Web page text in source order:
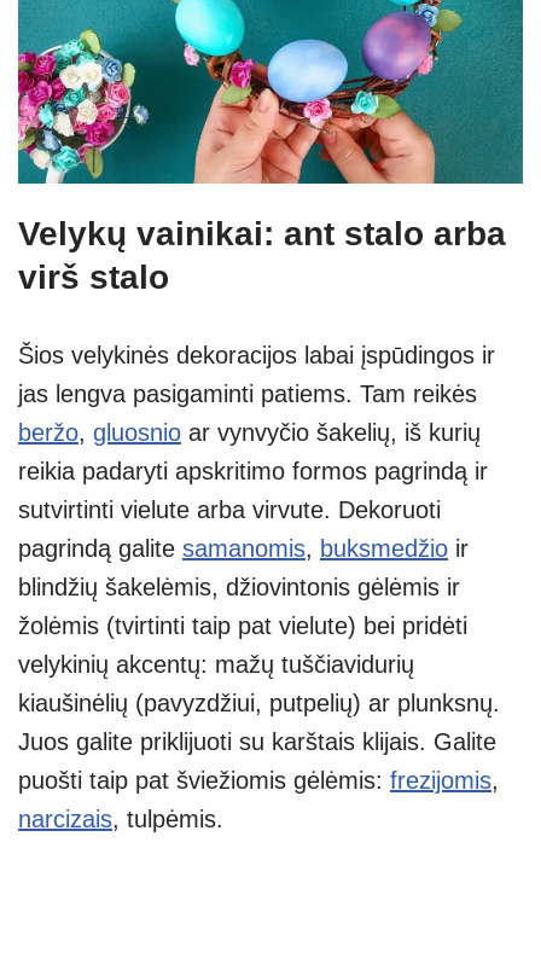
Velykų vainikai: ant stalo arba
virš stalo
Šios velykinės dekoracijos labai įspūdingos ir
jas lengva pasigaminti patiems. Tam reikės
beržo, gluosnio ar vynvyčio šakelių, iš kurių
reikia padaryti apskritimo formos pagrindą ir
sutvirtinti vielute arba virvute. Dekoruoti
pagrindą galite samanomis, buksmedžio ir
blindžių šakelėmis, džiovintonis gėlėmis ir
žolėmis (tvirtinti taip pat vielute) bei pridėti
velykinių akcentų: mažų tuščiavidurių
kiaušinėlių (pavyzdžiui, putpelių) ar plunksnų.
Juos galite priklijuoti su karštais klijais. Galite
puošti taip pat šviežiomis gėlėmis: frezijomis,
narcizais, tulpėmis.